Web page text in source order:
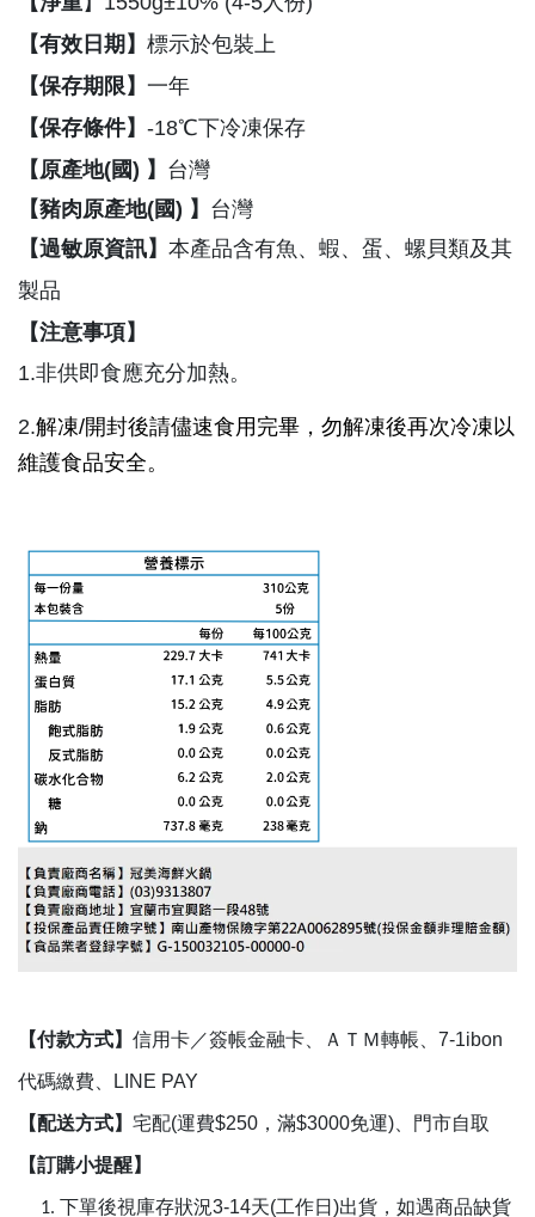
【有效日期】 標示於包裝上
【保存期限】 一年
【保存條件】 -18℃下冷凍保存
【原產地(國) 】 台灣
【豬肉原產地(國) 】 台灣
【過敏原資訊】 本產品含有魚、蝦、蛋、 螺貝類及其
製品
【注意事項】
1.非供即食應充分加熱。
2.解凍/開封後請儘速食用完畢，勿解凍後再次冷凍以
維護食品安全。
【付款方式】 信用卡／簽帳金融卡、ＡＴＭ轉帳、7-1ibon
代碼繳費、LINE PAY
【配送方式】 宅配(運費$250，滿$3000免運)、門市自取
【訂購小提醒】
下單後視庫存狀況3-14天(工作日)出貨，如遇商品缺貨